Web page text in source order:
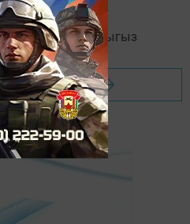
каналгаязылыгыз
новости